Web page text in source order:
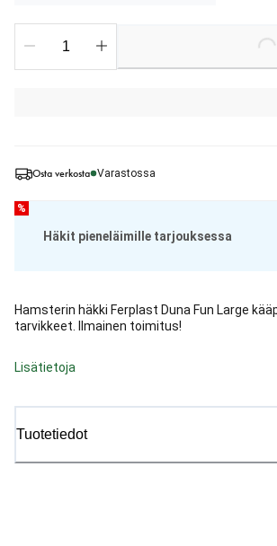
Osta verkosta Varastossa
%
Häkit pieneläimille tarjouksessa
Hamsterin häkki Ferplast Duna Fun Large
tarvikkeet. Ilmainen toimitus!
Lisätietoja
Tuotetiedot
Loading...